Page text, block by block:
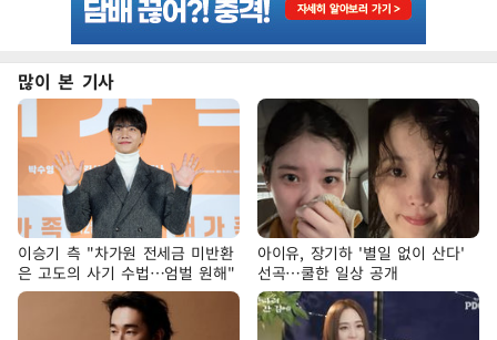
많이 본 기사
이승기 측 "차가원 전세금 미반환
은 고도의 사기 수법…엄벌 원해"
아이유, 장기하 '별일 없이 산다'
선곡…쿨한 일상 공개